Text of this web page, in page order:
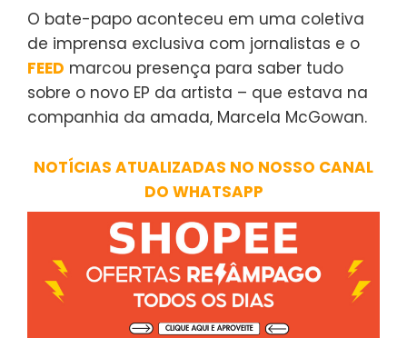
O bate-papo aconteceu em uma coletiva
de imprensa exclusiva com jornalistas e o
FEED marcou presença para saber tudo
sobre o novo EP da artista – que estava na
companhia da amada, Marcela McGowan.
NOTÍCIAS ATUALIZADAS NO NOSSO CANAL
DO WHATSAPP